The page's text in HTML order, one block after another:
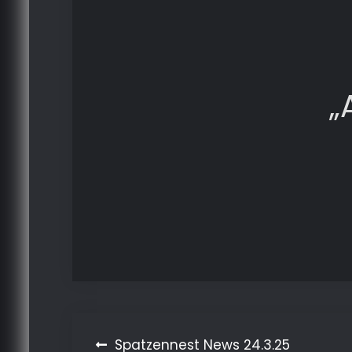
Spatzennest News 24.3.25